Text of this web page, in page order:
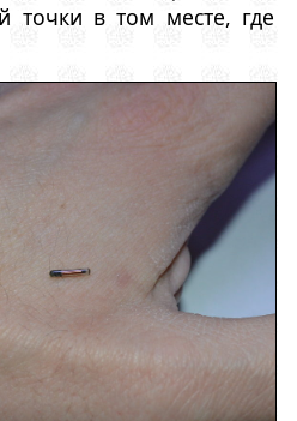
точки в том месте, где